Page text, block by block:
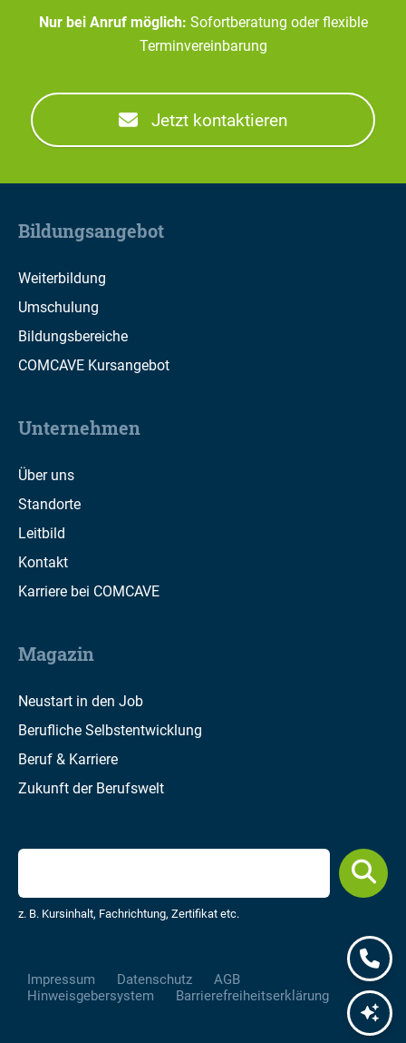
Nur bei Anruf möglich: Sofortberatung oder flexible
Terminvereinbarung
Jetzt kontaktieren
Bildungsangebot
Weiterbildung
Umschulung
Bildungsbereiche
COMCAVE Kursangebot
Unternehmen
Über uns
Standorte
Leitbild
Kontakt
Karriere bei COMCAVE
Magazin
Neustart in den Job
Berufliche Selbstentwicklung
Beruf & Karriere
Zukunft der Berufswelt
z. B. Kursinhalt, Fachrichtung, Zertifikat etc.
Impressum Datenschutz
AGB
Hinweisgebersystem
Barrierefreiheitserklärung